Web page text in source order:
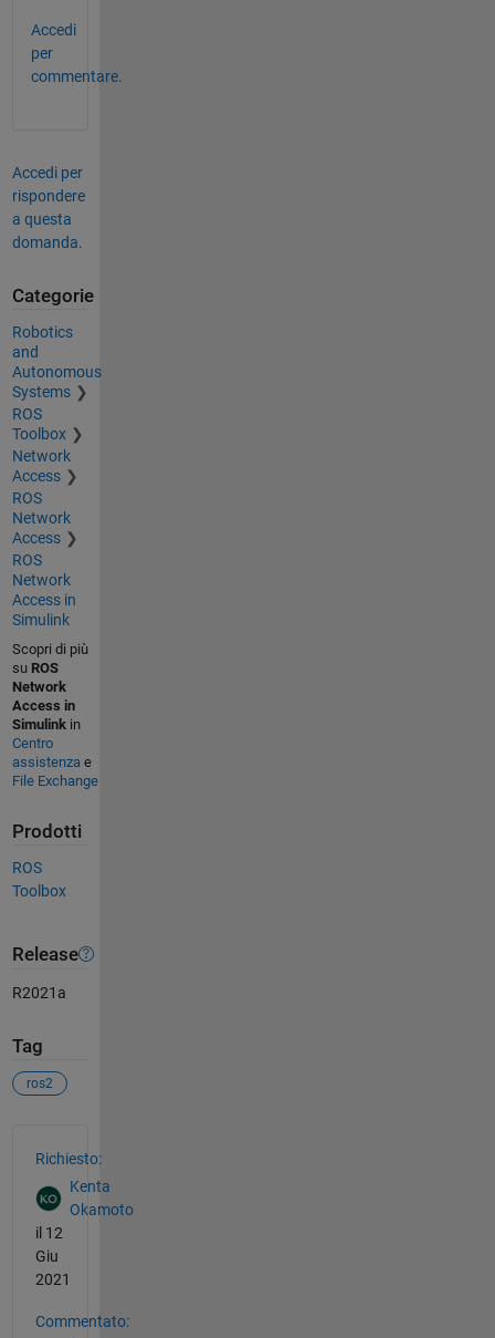
Accedi
per
commentare.
Accedi per
rispondere
a questa
domanda.
Categorie
Robotics
and
Autonomous
Systems
ROS
Toolbox
Network
Access
ROS
Network
Access
ROS
Network
Access in
Simulink
Scopri di più
su ROS
Network
Access in
Simulinkin
Centro
assistenza e
File Exchange
Prodotti
ROS
Toolbox
Release
R2021a
Tag
ros2
Richiesto:
Kenta
Okamoto
il 12
Giu
2021
Commentato: